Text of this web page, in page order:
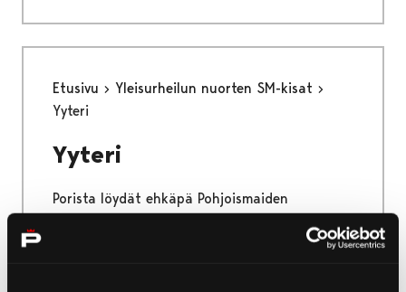
Etusivu
Yleisurheilun nuorten SM-kisat
Yyteri
Yyteri
Porista löydät ehkäpä Pohjoismaiden
rannalla, nauti palveluista ja ihastu uuteen